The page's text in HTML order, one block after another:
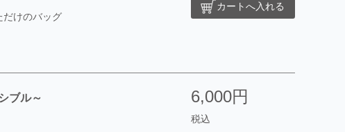
だけのバッグ
カートへ入れる
ブル～ 6,000円
税込